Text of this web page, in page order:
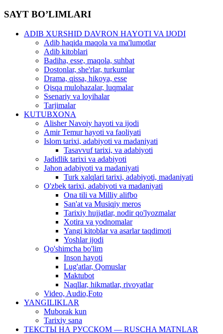
SAYT BO’LIMLARI
ADIB XURSHID DAVRON HAYOTI VA IJODI
Adib haqida maqola va ma'lumotlar
Adib kitoblari
Badiha, esse, maqola, suhbat
Dostonlar, she'rlar, turkumlar
Drama, qissa, hikoya, esse
Qisqa mulohazalar, luqmalar
Ssenariy va loyihalar
Tarjimalar
KUTUBXONA
Alisher Navoiy hayoti va ijodi
Amir Temur hayoti va faoliyati
Islom tarixi, adabiyoti va madaniyati
Tasavvuf tarixi, va adabiyoti
Jadidlik tarixi va adabiyoti
Jahon adabiyoti va madaniyati
Turk xalqlari tarixi, adabiyoti, madaniyati
O'zbek tarixi, adabiyoti va madaniyati
Ona tili va Milliy alifbo
San'at va Musiqiy meros
Tarixiy hujjatlar, nodir qo'lyozmalar
Xotira va yodnomalar
Yangi kitoblar va asarlar taqdimoti
Yoshlar ijodi
Qo'shimcha bo'lim
Inson hayoti
Lug'atlar, Qomuslar
Maktubot
Naqllar, hikmatlar, rivoyatlar
Video, Audio,Foto
YANGILIKLAR
Muborak kun
Tarixiy sana
ТЕКСТЫ НА РУССКОМ — RUSCHA MATNLAR